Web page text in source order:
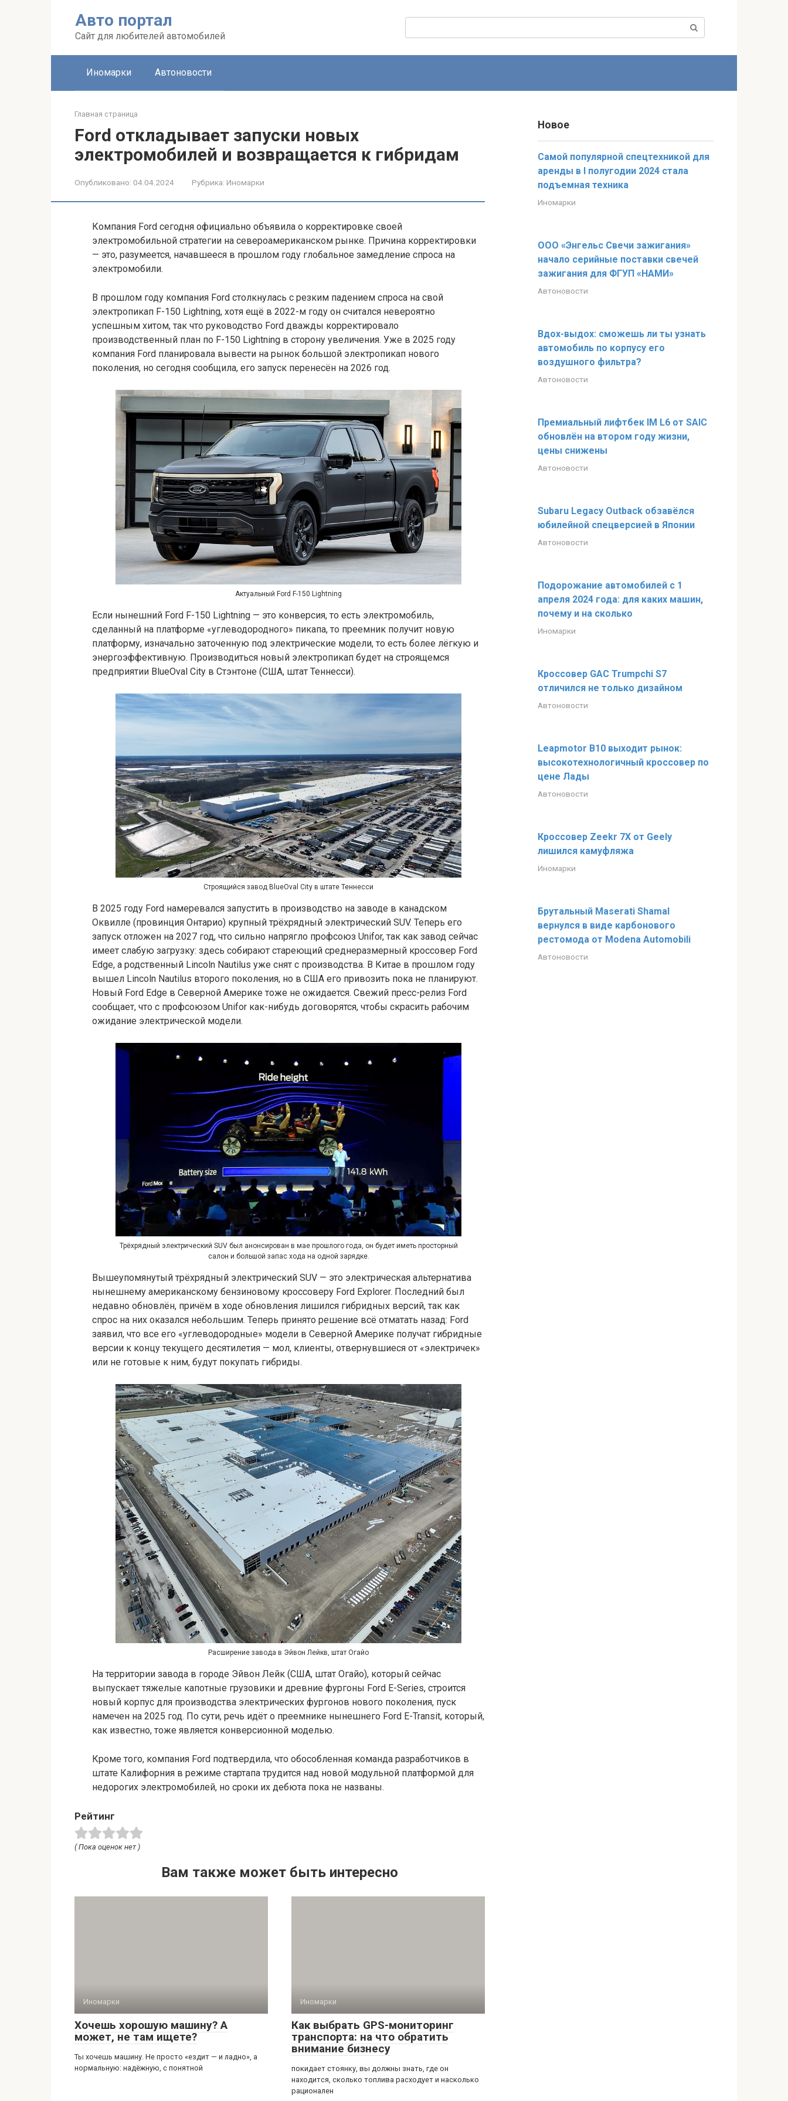
Авто портал
Сайт для любителей автомобилей
Иномарки Автоновости
Главная страница
Ford откладывает запуски новых
электромобилей и возвращается к гибридам
Опубликовано: 04.04.2024 Рубрика: Иномарки
Компания Ford сегодня официально объявила о корректировке своей
электромобильной стратегии на североамериканском рынке. Причина корректировки
— это, разумеется, начавшееся в прошлом году глобальное замедление спроса на
электромобили.
В прошлом году компания Ford столкнулась с резким падением спроса на свой
электропикап F-150 Lightning, хотя ещё в 2022-м году он считался невероятно
успешным хитом, так что руководство Ford дважды корректировало
производственный план по F-150 Lightning в сторону увеличения. Уже в 2025 году
компания Ford планировала вывести на рынок большой электропикап нового
поколения, но сегодня сообщила, его запуск перенесён на 2026 год.
Актуальный Ford F-150 Lightning
Если нынешний Ford F-150 Lightning — это конверсия, то есть электромобиль,
сделанный на платформе «углеводородного» пикапа, то преемник получит новую
платформу, изначально заточенную под электрические модели, то есть более лёгкую и
энергоэффективную. Производиться новый электропикап будет на строящемся
предприятии BlueOval City в Стэнтоне (США, штат Теннесси).
Строящийся завод BlueOval City в штате Теннесси
В 2025 году Ford намеревался запустить в производство на заводе в канадском
Оквилле (провинция Онтарио) крупный трёхрядный электрический SUV. Теперь его
запуск отложен на 2027 год, что сильно напрягло профсоюз Unifor, так как завод сейчас
имеет слабую загрузку: здесь собирают стареющий среднеразмерный кроссовер Ford
Edge, а родственный Lincoln Nautilus уже снят с производства. В Китае в прошлом году
вышел Lincoln Nautilus второго поколения, но в США его привозить пока не планируют.
Новый Ford Edge в Северной Америке тоже не ожидается. Свежий пресс-релиз Ford
сообщает, что с профсоюзом Unifor как-нибудь договорятся, чтобы скрасить рабочим
ожидание электрической модели.
Трёхрядный электрический SUV был анонсирован в мае прошлого года, он будет иметь просторный
салон и большой запас хода на одной зарядке.
Вышеупомянутый трёхрядный электрический SUV — это электрическая альтернатива
нынешнему американскому бензиновому кроссоверу Ford Explorer. Последний был
недавно обновлён, причём в ходе обновления лишился гибридных версий, так как
спрос на них оказался небольшим. Теперь принято решение всё отматать назад: Ford
заявил, что все его «углеводородные» модели в Северной Америке получат гибридные
версии к концу текущего десятилетия — мол, клиенты, отвернувшиеся от «электричек»
или не готовые к ним, будут покупать гибриды.
Расширение завода в Эйвон Лейкв, штат Огайо
На территории завода в городе Эйвон Лейк (США, штат Огайо), который сейчас
выпускает тяжелые капотные грузовики и древние фургоны Ford E-Series, строится
новый корпус для производства электрических фургонов нового поколения, пуск
намечен на 2025 год. По сути, речь идёт о преемнике нынешнего Ford E-Transit, который,
как известно, тоже является конверсионной моделью.
Кроме того, компания Ford подтвердила, что обособленная команда разработчиков в
штате Калифорния в режиме стартапа трудится над новой модульной платформой для
недорогих электромобилей, но сроки их дебюта пока не названы.
Рейтинг
( Пока оценок нет )
Вам также может быть интересно
Иномарки
Хочешь хорошую машину? А
может, не там ищете?
Ты хочешь машину. Не просто «ездит — и ладно», а
нормальную: надёжную, с понятной
Иномарки
Как выбрать GPS-мониторинг
транспорта: на что обратить
внимание бизнесу
покидает стоянку, вы должны знать, где он
находится, сколько топлива расходует и насколько
рационален
Новое
Самой популярной спецтехникой для
аренды в I полугодии 2024 стала
подъемная техника
Иномарки
ООО «Энгельс Свечи зажигания»
начало серийные поставки свечей
зажигания для ФГУП «НАМИ»
Автоновости
Вдох-выдох: сможешь ли ты узнать
автомобиль по корпусу его
воздушного фильтра?
Автоновости
Премиальный лифтбек IM L6 от SAIC
обновлён на втором году жизни,
цены снижены
Автоновости
Subaru Legacy Outback обзавёлся
юбилейной спецверсией в Японии
Автоновости
Подорожание автомобилей с 1
апреля 2024 года: для каких машин,
почему и на сколько
Иномарки
Кроссовер GAC Trumpchi S7
отличился не только дизайном
Автоновости
Leapmotor B10 выходит рынок:
высокотехнологичный кроссовер по
цене Лады
Автоновости
Кроссовер Zeekr 7X от Geely
лишился камуфляжа
Иномарки
Брутальный Maserati Shamal
вернулся в виде карбонового
рестомода от Modena Automobili
Автоновости